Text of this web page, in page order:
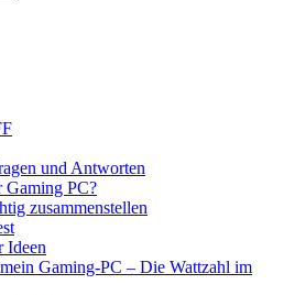
und Antworten
Gaming PC?
zusammenstellen
Ideen
Gaming-PC – Die Wattzahl im